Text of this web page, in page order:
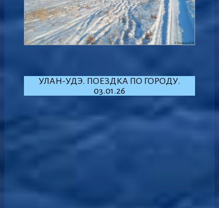
УЛАН-УДЭ. ПОЕЗДКА ПО ГОРОДУ.
03.01.26